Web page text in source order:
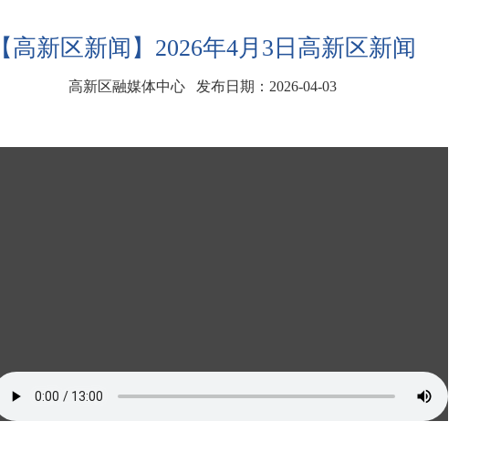
【高新区新闻】2026年4月3日高新区新闻
高新区融媒体中心 发布日期：2026-04-03